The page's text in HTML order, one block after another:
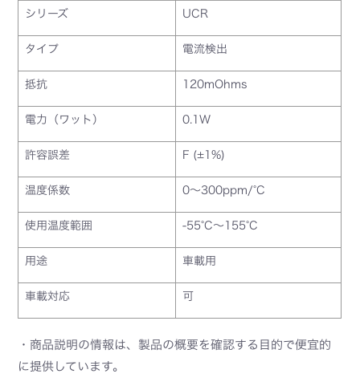
シリーズ UCR
タイプ 電流検出
抵抗 120mOhms
電力（ワット） 0.1W
許容誤差 F (±1%)
温度係数 0～300ppm/°C
使用温度範囲 -55°C～155°C
用途 車載用
車載対応 可
・商品説明の情報は、製品の概要を確認する目的で便宜的
に提供しています。